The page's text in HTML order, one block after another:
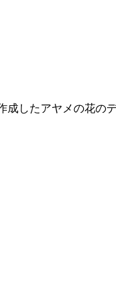
成したアヤメの花の